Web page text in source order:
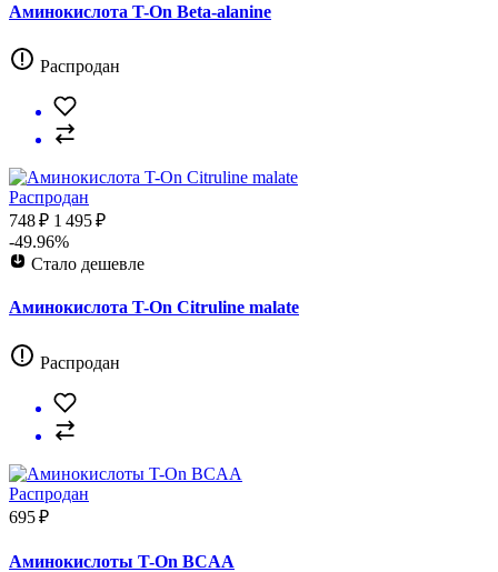
Аминокислота T-On Beta-alanine
Распродан
Распродан
748 ₽ 1 495 ₽
-49.96%
Стало дешевле
Аминокислота T-On Citruline malate
Распродан
Распродан
695 ₽
Аминокислоты T-On BCAA